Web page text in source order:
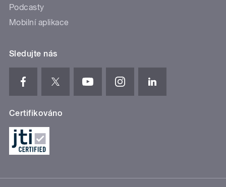
Podcasty
Mobilní aplikace
Sledujte nás
Certifikováno